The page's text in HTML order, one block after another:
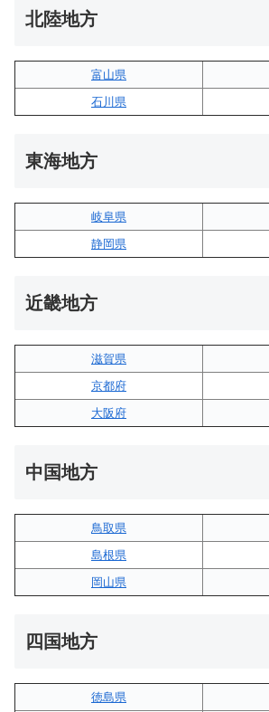
北陸地方
富山県
石川県
東海地方
岐阜県
静岡県
近畿地方
滋賀県
京都府
大阪府
中国地方
鳥取県
島根県
岡山県
四国地方
徳島県